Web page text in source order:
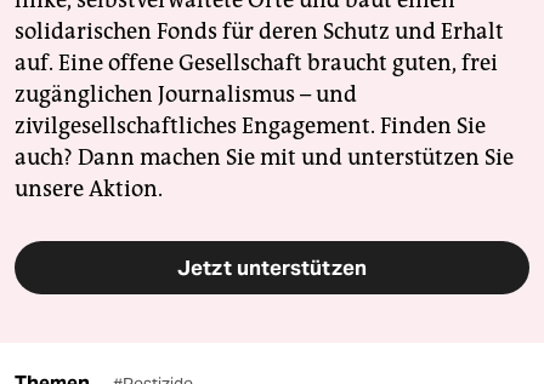
solidarischen Fonds für deren Schutz und Erhalt
auf. Eine offene Gesellschaft braucht guten, frei
zugänglichen Journalismus – und
zivilgesellschaftliches Engagement. Finden Sie
auch? Dann machen Sie mit und unterstützen Sie
unsere Aktion.
Jetzt unterstützen